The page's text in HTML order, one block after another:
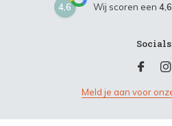
4,6 Wij scoren een 4,6
Socials
Meld je aan voor